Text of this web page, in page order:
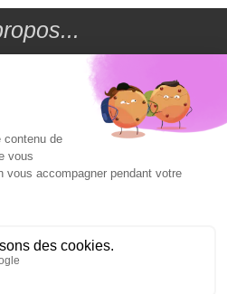
générales de vente
paiement
compte